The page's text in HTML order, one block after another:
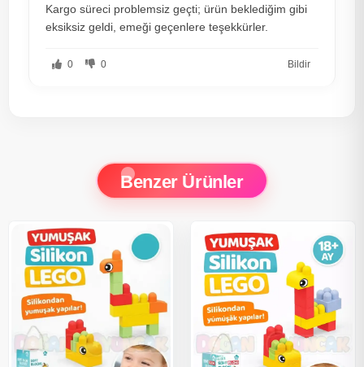
Kargo süreci problemsiz geçti; ürün beklediğim gibi
eksiksiz geldi, emeği geçenlere teşekkürler.
0 0 Bildir
Benzer Ürünler